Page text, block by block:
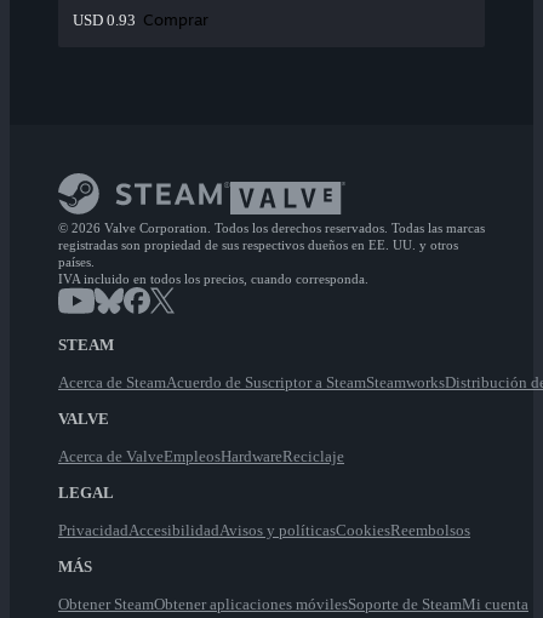
USD 0.93 Comprar
© 2026 Valve Corporation. Todos los derechos reservados. Todas las marcas
registradas son propiedad de sus respectivos dueños en EE. UU. y otros
países.
IVA incluido en todos los precios, cuando corresponda.
STEAM
Acerca de SteamAcuerdo de Suscriptor a SteamSteamworksDistribución
VALVE
Acerca de ValveEmpleosHardwareReciclaje
LEGAL
PrivacidadAccesibilidadAvisos y políticasCookiesReembolsos
MÁS
Obtener SteamObtener aplicaciones móvilesSoporte de SteamMi cuenta